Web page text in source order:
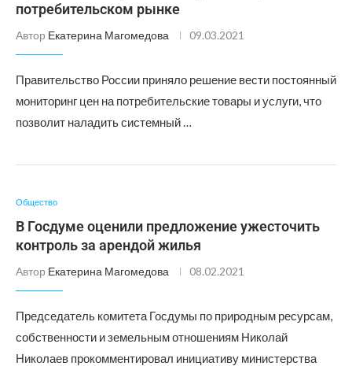
потребительском рынке
Автор Екатерина Магомедова 09.03.2021
Правительство России приняло решение вести постоянный
мониторинг цен на потребительские товары и услуги, что
позволит наладить системный …
Общество
В Госдуме оценили предложение ужесточить
контроль за арендой жилья
Автор Екатерина Магомедова 08.02.2021
Председатель комитета Госдумы по природным ресурсам,
собственности и земельным отношениям Николай
Николаев прокомментировал инициативу министерства